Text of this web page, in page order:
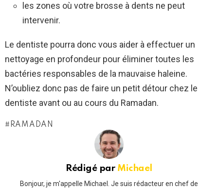
les zones où votre brosse à dents ne peut
intervenir.
Le dentiste pourra donc vous aider à effectuer un
nettoyage en profondeur pour éliminer toutes les
bactéries responsables de la mauvaise haleine.
N’oubliez donc pas de faire un petit détour chez le
dentiste avant ou au cours du Ramadan.
RAMADAN
Rédigé par Michael
Bonjour, je m'appelle Michael. Je suis rédacteur en chef de